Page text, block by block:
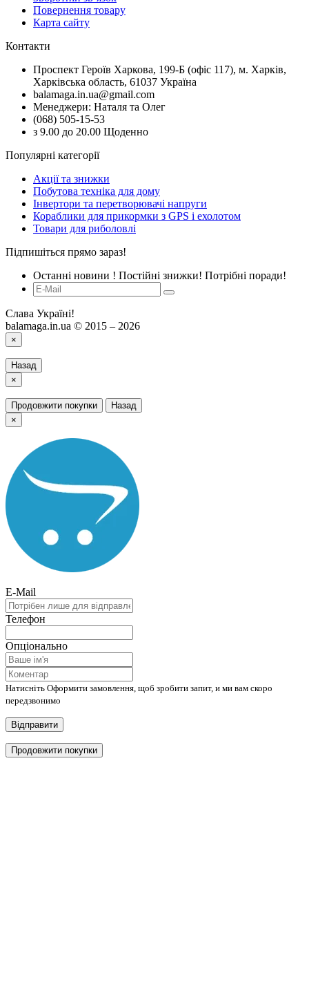
Повернення товару
Карта сайту
Контакти
Проспект Героїв Харкова, 199-Б (офіс 117), м. Харків,
Харківська область, 61037 Україна
balamaga.in.ua@gmail.com
Менеджери: Наталя та Олег
(068) 505-15-53
з 9.00 до 20.00 Щоденно
Популярні категорії
Акції та знижки
Побутова техніка для дому
Інвертори та перетворювачі напруги
Кораблики для прикормки з GPS і ехолотом
Товари для риболовлі
Підпишіться прямо зараз!
Останні новини ! Постійні знижки! Потрібні поради!
Слава Україні!
balamaga.in.ua © 2015 – 2026
×
Назад
×
Продовжити покупки
Назад
×
E-Mail
Телефон
Опціонально
Натисніть Оформити замовлення, щоб зробити запит, и ми вам скоро
передзвонимо
Відправити
Продовжити покупки